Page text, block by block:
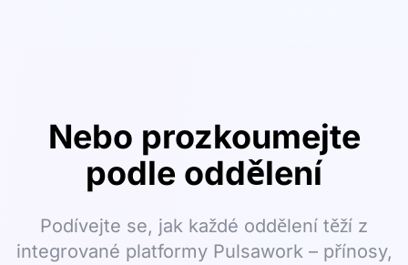
Nebo prozkoumejte
podle oddělení
Podívejte se, jak každé oddělení těží z
integrované platformy Pulsawork – přínosy,